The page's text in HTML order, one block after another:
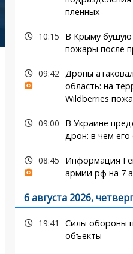
пленных
10:15
В Крыму
пожары после
09:42 Дроны
область: на
Wildberries
09:00
В Украине
дрон: в чем его
08:45
Информация
армии рф на 7
6 августа 2026, четверг
19:41
Силы обороны
объекты